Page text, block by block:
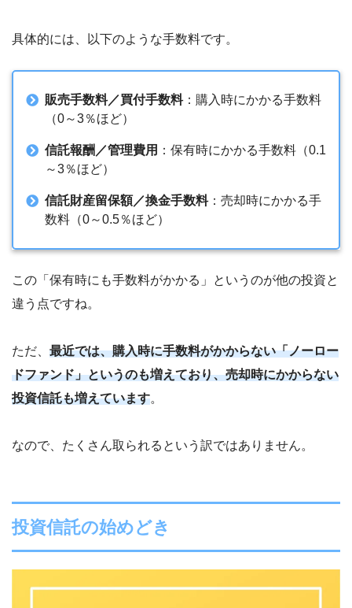
具体的には、以下のような手数料です。
販売手数料／買付手数料：購入時にかかる手数料
（0～3％ほど）
信託報酬／管理費用 ：保有時にかかる手数料（0.1
～3％ほど）
信託財産留保額／換金手数料：売却時にかかる手
数料（0～0.5％ほど）
この「保有時にも手数料がかかる」というのが他の投資と
違う点ですね。
ただ、 最近では、購入時に手数料がかからない「ノーロー
ドファンド」というのも増えており、売却時にかからない
投資信託も増えています。
なので、たくさん取られるという訳ではありません。
投資信託の始めどき